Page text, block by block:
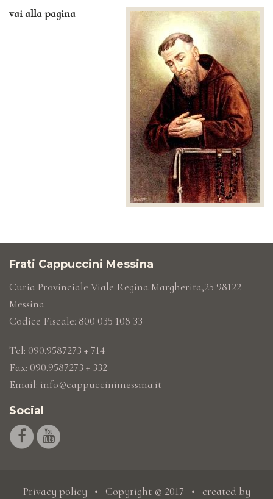
vai alla pagina
Frati Cappuccini Messina
Curia Provinciale Viale Regina Margherita,25 98122
Messina
Codice Fiscale: 800 035 108 33
Tel: 090.9587273 + 714
Fax: 090.9587273 + 332
Email: info@cappuccinimessina.it
Social
Privacy policy • Copyright © 2017 • created by